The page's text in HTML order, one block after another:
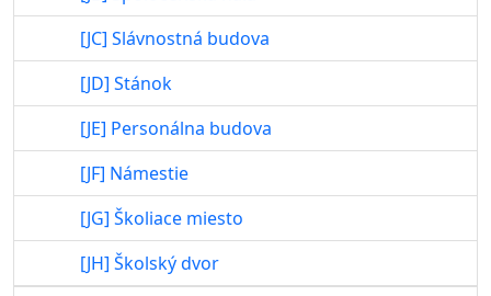
[JC] Slávnostná budova
[JD] Stánok
[JE] Personálna budova
[JF] Námestie
[JG] Školiace miesto
[JH] Školský dvor